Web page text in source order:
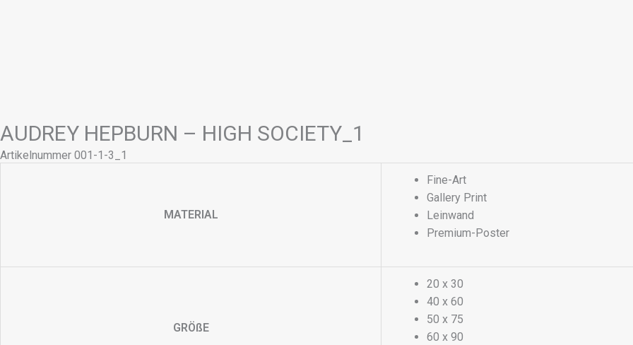
AUDREY HEPBURN – HIGH SOCIETY_1
Artikelnummer 001-1-3_1
MATERIAL
Fine-Art
Gallery Print
Leinwand
Premium-Poster
GRÖßE
20 x 30
40 x 60
50 x 75
60 x 90